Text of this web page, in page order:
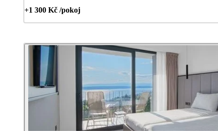
+1 300 Kč /pokoj